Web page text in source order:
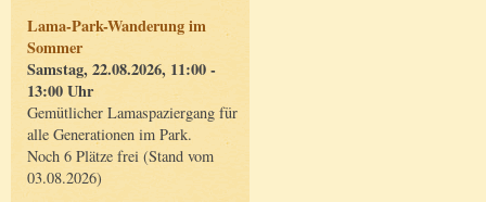
Lama-Park-Wanderung im
Sommer
Samstag, 22.08.2026, 11:00 -
13:00 Uhr
Gemütlicher Lamaspaziergang für
alle Generationen im Park.
Noch 6 Plätze frei (Stand vom
03.08.2026)